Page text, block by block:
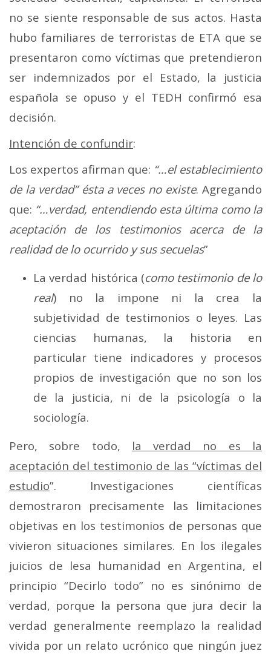
no se siente responsable de sus actos. Hasta
hubo familiares de terroristas de ETA que se
presentaron como víctimas que pretendieron
ser indemnizados por el Estado, la justicia
española se opuso y el TEDH confirmó esa
decisión.
Intención de confundir:
Los expertos afirman que: “…el establecimiento
de la verdad” ésta a veces no existe. Agregando
que: “…verdad, entendiendo esta última como la
aceptación de los testimonios acerca de la
realidad de lo ocurrido y sus secuelas”
La verdad histórica (como testimonio de lo
real) no la impone ni la crea la
subjetividad de testimonios o leyes. Las
ciencias humanas, la historia en
particular tiene indicadores y procesos
propios de investigación que no son los
de la justicia, ni de la psicología o la
sociología.
Pero, sobre todo, la verdad no es la
aceptación del testimonio de las “víctimas del
estudio”. Investigaciones científicas
demostraron precisamente las limitaciones
objetivas en los testimonios de personas que
vivieron situaciones similares. En los ilegales
juicios de lesa humanidad en Argentina, el
principio “Decirlo todo” no es sinónimo de
verdad, porque la persona que jura decir la
verdad generalmente reemplazo la realidad
vivida por un relato ucrónico que ningún juez